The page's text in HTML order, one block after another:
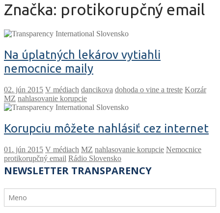
Značka: protikorupčný email
Na úplatných lekárov vytiahli
nemocnice maily
V médiach dancikova dohoda o vine a treste Korzár
MZ nahlasovanie korupcie
Korupciu môžete nahlásiť cez internet
V médiach MZ nahlasovanie korupcie Nemocnice
protikorupčný email Rádio Slovensko